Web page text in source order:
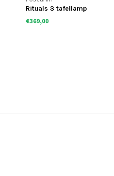
Rituals 3 tafellamp
€369,00